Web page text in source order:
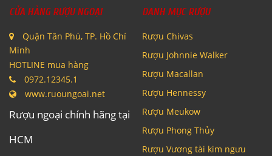
CỬA HÀNG RƯỢU NGOẠI
Quận Tân Phú, TP. Hồ Chí
Minh
HOTLINE mua hàng
0972.12345.1
www.ruoungoai.net
Rượu ngoại chính hãng tại
HCM
DANH MỤC RƯỢU
Rượu Chivas
Rượu Johnnie Walker
Rượu Macallan
Rượu Hennessy
Rượu Meukow
Rượu Phong Thủy
Rượu Vương tài kim ngưu